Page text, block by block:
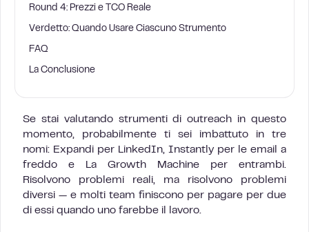
Round 4: Prezzi e TCO Reale
Verdetto: Quando Usare Ciascuno Strumento
FAQ
La Conclusione
Se stai valutando strumenti di outreach in questo
momento, probabilmente ti sei imbattuto in tre
nomi: Expandi per LinkedIn, Instantly per le email a
freddo e La Growth Machine per entrambi.
Risolvono problemi reali, ma risolvono problemi
diversi — e molti team finiscono per pagare per due
di essi quando uno farebbe il lavoro.